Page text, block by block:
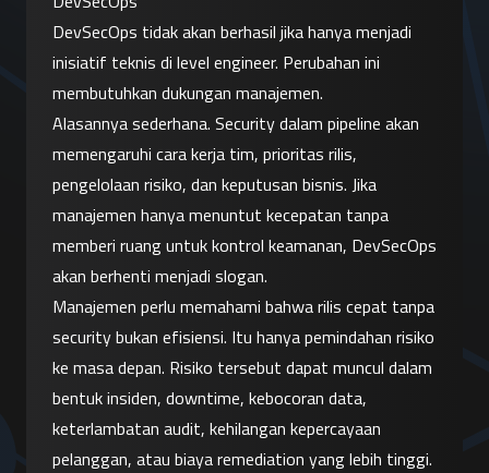
DevSecOps tidak akan berhasil jika hanya menjadi
inisiatif teknis di level engineer. Perubahan ini
membutuhkan dukungan manajemen.
Alasannya sederhana. Security dalam pipeline akan
memengaruhi cara kerja tim, prioritas rilis,
pengelolaan risiko, dan keputusan bisnis. Jika
manajemen hanya menuntut kecepatan tanpa
memberi ruang untuk kontrol keamanan, DevSecOps
akan berhenti menjadi slogan.
Manajemen perlu memahami bahwa rilis cepat tanpa
security bukan efisiensi. Itu hanya pemindahan risiko
ke masa depan. Risiko tersebut dapat muncul dalam
bentuk insiden, downtime, kebocoran data,
keterlambatan audit, kehilangan kepercayaan
pelanggan, atau biaya remediation yang lebih tinggi.